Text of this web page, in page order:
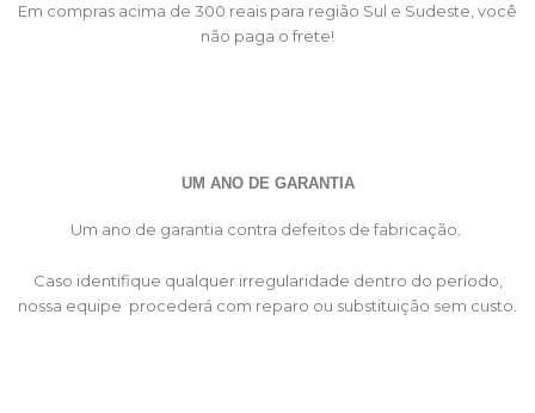
Em compras acima de 300 reais para região Sul e Sudeste, você
não paga o frete!
UM ANO DE GARANTIA
Um ano de garantia contra defeitos de fabricação.
Caso identifique qualquer irregularidade dentro do período,
nossa equipe procederá com reparo ou substituição sem custo.